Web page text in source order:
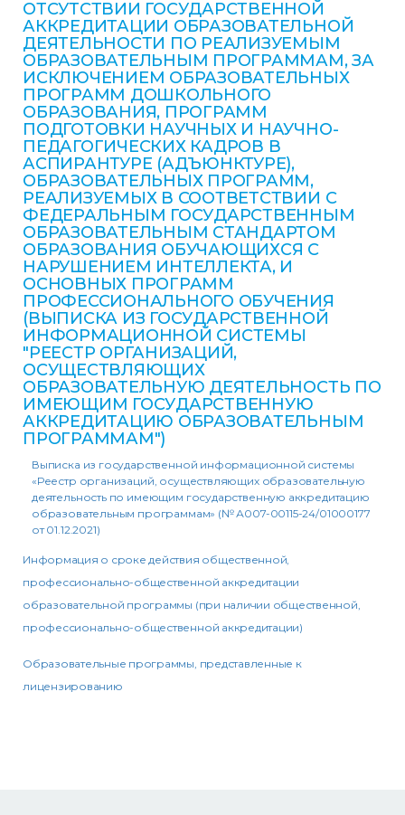
ОТСУТСТВИИ ГОСУДАРСТВЕННОЙ
АККРЕДИТАЦИИ ОБРАЗОВАТЕЛЬНОЙ
ДЕЯТЕЛЬНОСТИ ПО РЕАЛИЗУЕМЫМ
ОБРАЗОВАТЕЛЬНЫМ ПРОГРАММАМ, ЗА
ИСКЛЮЧЕНИЕМ ОБРАЗОВАТЕЛЬНЫХ
ПРОГРАММ ДОШКОЛЬНОГО
ОБРАЗОВАНИЯ, ПРОГРАММ
ПОДГОТОВКИ НАУЧНЫХ И НАУЧНО-
ПЕДАГОГИЧЕСКИХ КАДРОВ В
АСПИРАНТУРЕ (АДЪЮНКТУРЕ),
ОБРАЗОВАТЕЛЬНЫХ ПРОГРАММ,
РЕАЛИЗУЕМЫХ В СООТВЕТСТВИИ С
ФЕДЕРАЛЬНЫМ ГОСУДАРСТВЕННЫМ
ОБРАЗОВАТЕЛЬНЫМ СТАНДАРТОМ
ОБРАЗОВАНИЯ ОБУЧАЮЩИХСЯ С
НАРУШЕНИЕМ ИНТЕЛЛЕКТА, И
ОСНОВНЫХ ПРОГРАММ
ПРОФЕССИОНАЛЬНОГО ОБУЧЕНИЯ
(ВЫПИСКА ИЗ ГОСУДАРСТВЕННОЙ
ИНФОРМАЦИОННОЙ СИСТЕМЫ
"РЕЕСТР ОРГАНИЗАЦИЙ,
ОСУЩЕСТВЛЯЮЩИХ
ОБРАЗОВАТЕЛЬНУЮ ДЕЯТЕЛЬНОСТЬ ПО
ИМЕЮЩИМ ГОСУДАРСТВЕННУЮ
АККРЕДИТАЦИЮ ОБРАЗОВАТЕЛЬНЫМ
ПРОГРАММАМ")
Выписка из государственной информационной системы
«Реестр организаций, осуществляющих образовательную
деятельность по имеющим государственную аккредитацию
образовательным программам» (№ А007-00115-24/01000177
от 01.12.2021)
Информация о сроке действия общественной,
профессионально-общественной аккредитации
образовательной программы (при наличии общественной,
профессионально-общественной аккредитации)
Образовательные программы, представленные к
лицензированию